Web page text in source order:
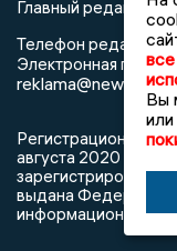
Главный редактор:
Телефон редакции:
Электронная почта
Регистрационный
августа 2020 г.
выдана
информационных
Вы
или